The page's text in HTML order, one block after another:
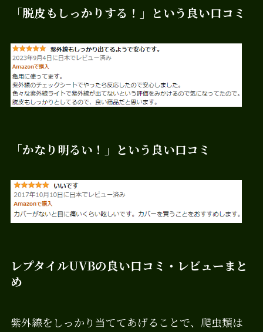
「脱皮もしっかりする！」という良い口コミ
「かなり明るい！」という良い口コミ
レプタイルUVBの良い口コミ・レビューまと
め
紫外線をしっかり当ててあげることで、爬虫類は